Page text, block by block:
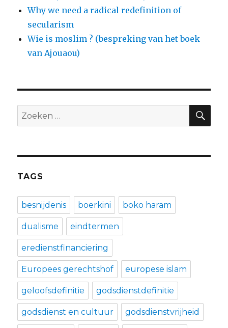
Why we need a radical redefinition of
secularism
Wie is moslim ? (bespreking van het boek
van Ajouaou)
Zoeken
naar:
TAGS
besnijdenis boerkini boko haram
dualisme eindtermen
eredienstfinanciering
Europees gerechtshof europese islam
geloofsdefinitie godsdienstdefinitie
godsdienst en cultuur godsdienstvrijheid